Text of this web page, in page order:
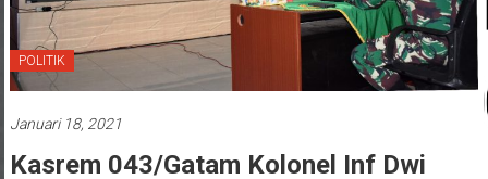
POLITIK
Januari 18, 2021
Kasrem 043/Gatam Kolonel Inf Dwi